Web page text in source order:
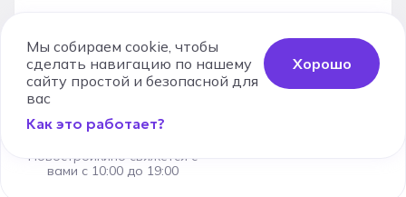
Заказать
Новостройкино свяжется с
вами с 10:00 до 19:00
аудитория
Скачать PDF
Используя сервис, вы соглашаетесь с
соглашениемиПолитикой конфиденциальности
Мы собираем cookie, чтобы
сделать навигацию по нашему
сайту простой и безопасной для
вас
Как это работает?
Хорошо